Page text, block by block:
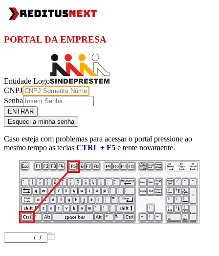
PORTAL DA EMPRESA
Entidade Logo
CNPJ
Senha
Caso esteja com problemas para acessar o portal pressione ao
mesmo tempo as teclas CTRL + F5 e tente novamente.